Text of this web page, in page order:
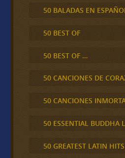
50 BALADAS EN
50 BEST OF
50 BEST OF …
50 CANCIONES DE
50 CANCIONES
50 ESSENTIAL BUDDHA
50 GREATEST LATIN HITS